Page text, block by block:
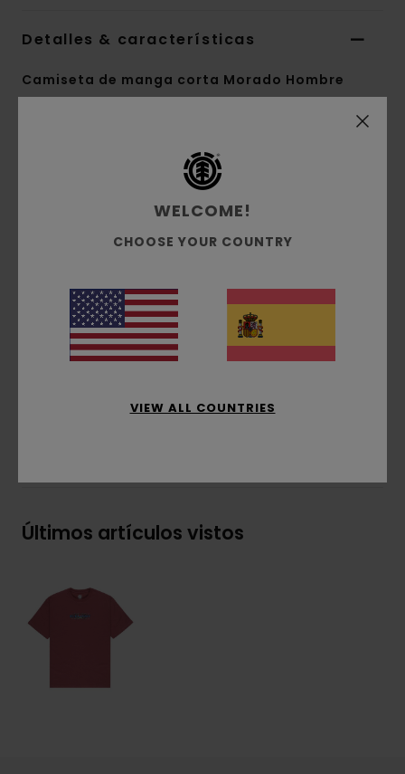
Detalles & características
Camiseta de manga corta Morado Hombre
Conscious by Nature:Algodón Orgánico
Algodón orgánico
Cuello:cuello redondo
Bordado en el pecho
Composición[Tejido principal] 100% algodón
Últimos artículos vistos
WELCOME!
CHOOSE YOUR COUNTRY
VIEW ALL COUNTRIES